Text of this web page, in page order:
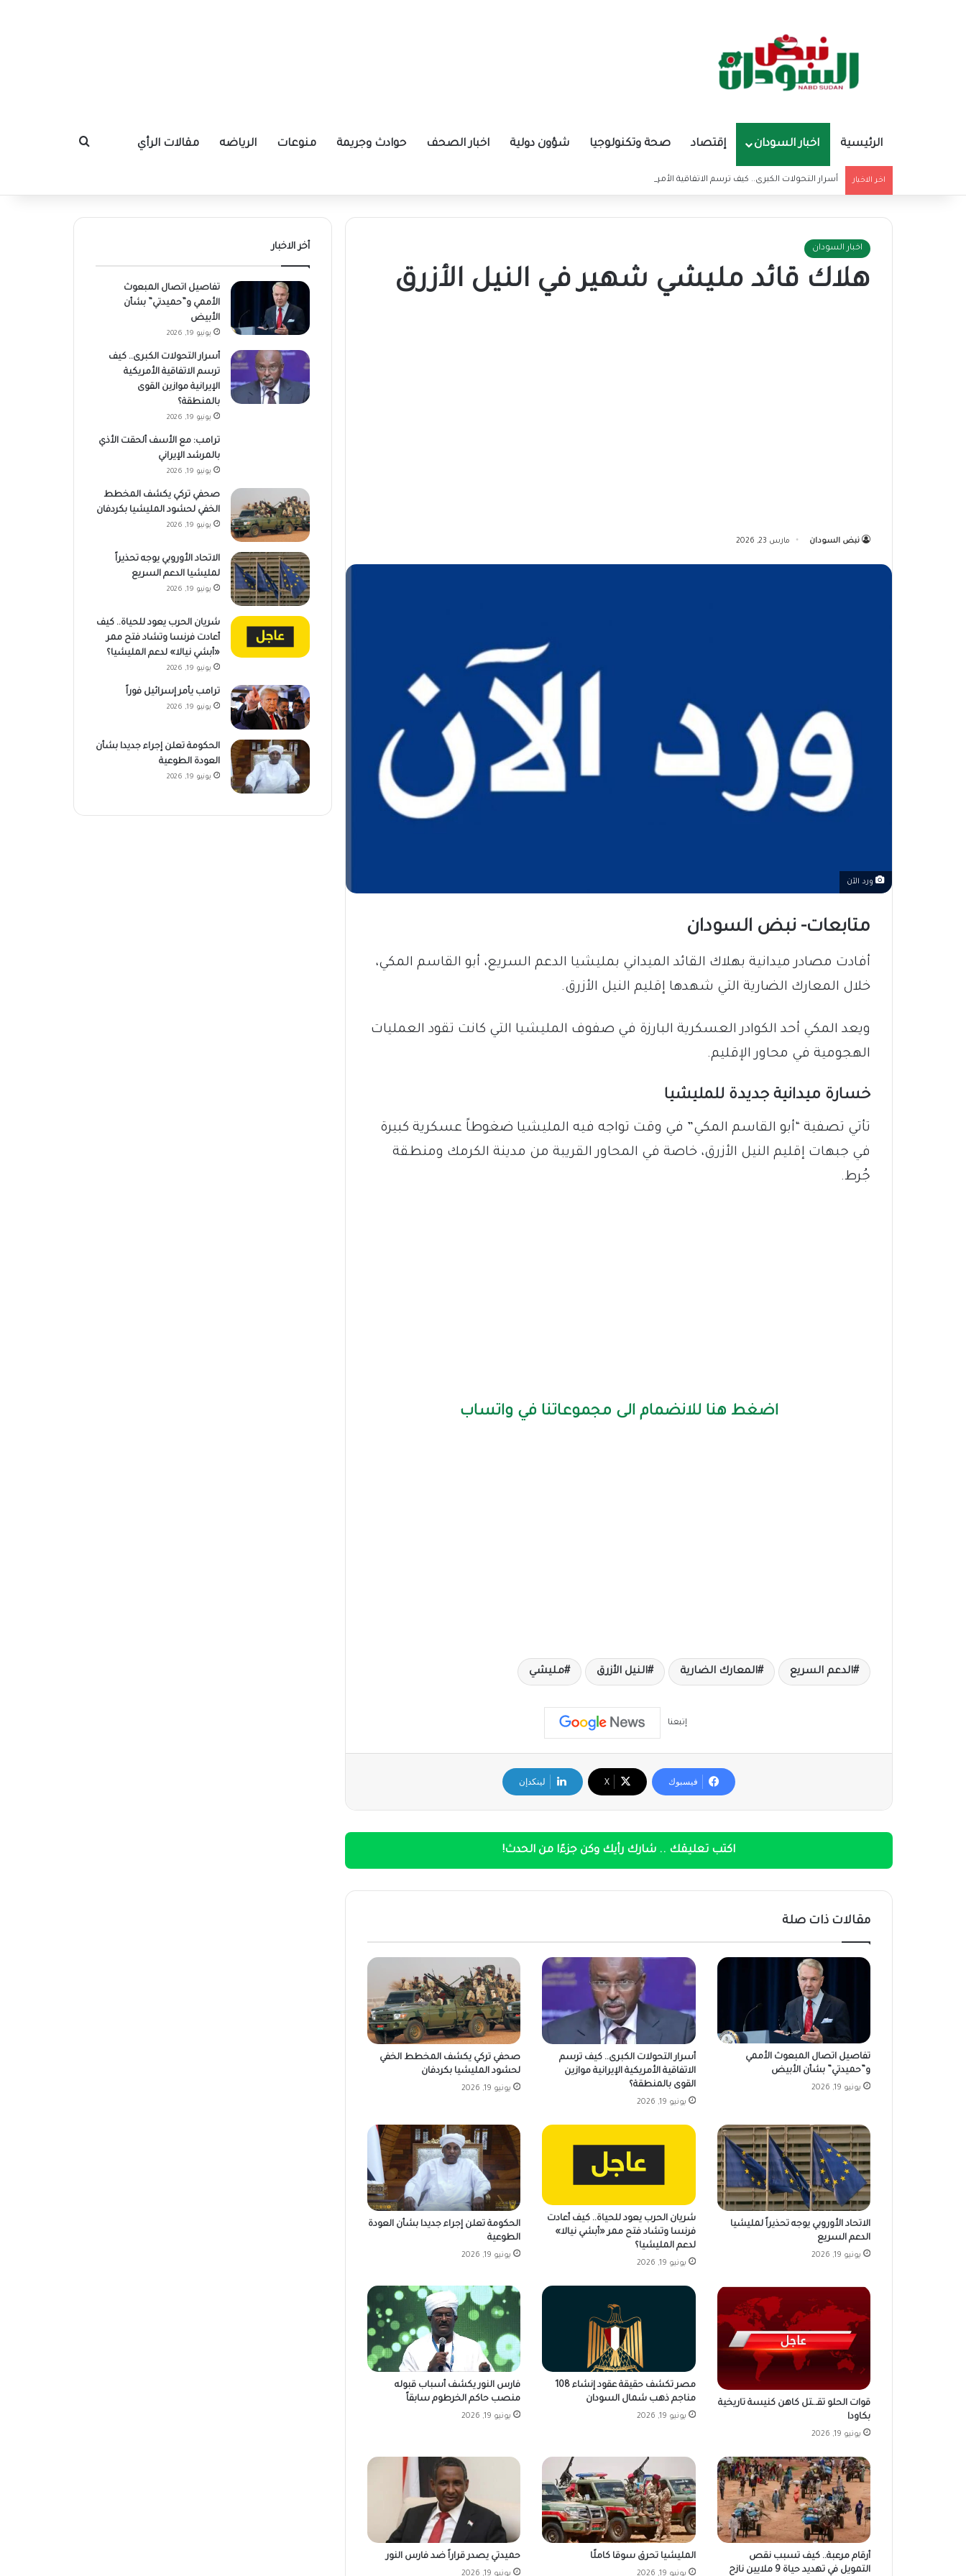
الرئيسية اخبار السودان إقتصاد صحة وتكنولوجيا شؤون دولية اخبار الصحف حوادث وجريمة منوعات الرياضه مقالات الرأي بحث عن
اخر الاخبار أسرار التحولات الكبرى.. كيف ترسم الاتفاقية الأمريكية الإيرانية موازين القوى بالمنطقة؟
اخبار السودان
هلاك قائد مليشي شهير في النيل الأزرق
نبض السودان مارس 23, 2026
ورد الآن
متابعات- نبض السودان
أفادت مصادر ميدانية بهلاك القائد الميداني بمليشيا الدعم السريع، أبو القاسم المكي،
خلال المعارك الضارية التي شهدها إقليم النيل الأزرق.
ويعد المكي أحد الكوادر العسكرية البارزة في صفوف المليشيا التي كانت تقود العمليات
الهجومية في محاور الإقليم.
خسارة ميدانية جديدة للمليشيا
تأتي تصفية “أبو القاسم المكي” في وقت تواجه فيه المليشيا ضغوطاً عسكرية كبيرة
في جبهات إقليم النيل الأزرق، خاصة في المحاور القريبة من مدينة الكرمك ومنطقة
جُرط.
اضغط هنا للانضمام الى مجموعاتنا في واتساب
الدعم السريع المعارك الضارية النيل الأزرق مليشي
إتبعنا
فيسبوك ‫X لينكدإن
اكتب تعليقك .. شارك رأيك وكن جزءًا من الحدث!
مقالات ذات صلة
تفاصيل اتصال المبعوث الأممي
و”حميدتي” بشأن الأبيض
يونيو 19, 2026
أسرار التحولات الكبرى.. كيف ترسم
الاتفاقية الأمريكية الإيرانية موازين
القوى بالمنطقة؟
يونيو 19, 2026
صحفي تركي يكشف المخطط الخفي
لحشود المليشيا بكردفان
يونيو 19, 2026
الاتحاد الأوروبي يوجه تحذيراً لمليشيا
الدعم السريع
يونيو 19, 2026
شريان الحرب يعود للحياة.. كيف أعادت
فرنسا وتشاد فتح ممر «أبشي نيالا»
لدعم المليشيا؟
يونيو 19, 2026
الحكومة تعلن إجراء جديدا بشأن العودة
الطوعية
يونيو 19, 2026
قوات الحلو تقـ.ـتل كاهن كنيسة تاريخية
بكاودا
يونيو 19, 2026
مصر تكشف حقيقة عقود إنشاء 108
مناجم ذهب شمال السودان
يونيو 19, 2026
فارس النور يكشف أسباب قبوله
منصب حاكم الخرطوم سابقاً
يونيو 19, 2026
أرقام مرعبة.. كيف تسبب نقص
التمويل في تهديد حياة 9 ملايين نازح
المليشيا تحرق سوقا كاملًا
يونيو 19, 2026
حميدتي يصدر قراراً ضد فارس النور
يونيو 19, 2026
أخر الاخبار
تفاصيل اتصال المبعوث
الأممي و”حميدتي” بشأن
الأبيض
يونيو 19, 2026
أسرار التحولات الكبرى.. كيف
ترسم الاتفاقية الأمريكية
الإيرانية موازين القوى
بالمنطقة؟
يونيو 19, 2026
ترامب: مع الأسف ألحقت الأذي
بالمرشد الإيراني
يونيو 19, 2026
صحفي تركي يكشف المخطط
الخفي لحشود المليشيا بكردفان
يونيو 19, 2026
الاتحاد الأوروبي يوجه تحذيراً
لمليشيا الدعم السريع
يونيو 19, 2026
شريان الحرب يعود للحياة.. كيف
أعادت فرنسا وتشاد فتح ممر
«أبشي نيالا» لدعم المليشيا؟
يونيو 19, 2026
ترامب يأمر إسرائيل فوراً
يونيو 19, 2026
الحكومة تعلن إجراء جديدا بشأن
العودة الطوعية
يونيو 19, 2026